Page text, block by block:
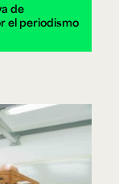
de
el periodismo